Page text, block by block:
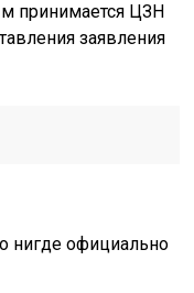
принимается ЦЗН
заявления
нигде официально